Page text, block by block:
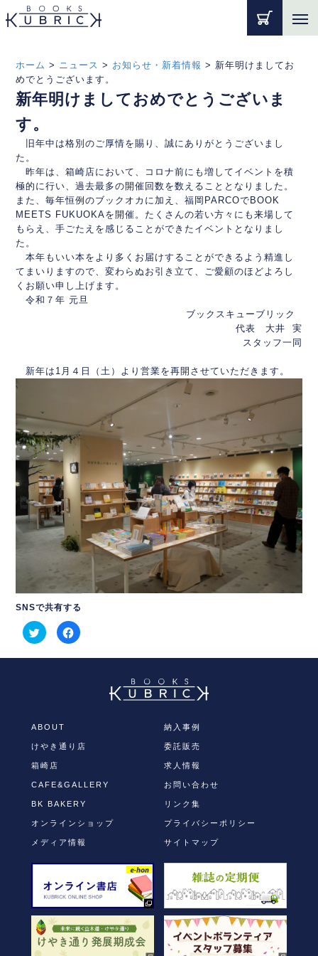
ホーム > ニュース > お知らせ・新着情報 > 新年明けましてお
めでとうございます。
新年明けましておめでとうございま
す。
旧年中は格別のご厚情を賜り、誠にありがとうございまし
た。
昨年は、箱崎店において、コロナ前にも増してイベントを積
極的に行い、過去最多の開催回数を数えることとなりました。
また、毎年恒例のブックオカに加え、福岡PARCOでBOOK
MEETS FUKUOKAを開催。たくさんの若い方々にも来場して
もらえ、手ごたえを感じることができたイベントとなりまし
た。
本年もいい本をより多くお届けすることができるよう精進し
てまいりますので、変わらぬお引き立て、ご愛顧のほどよろし
くお願い申し上げます。
令和７年 元旦
ブックスキューブリック
代表 大井 実
スタッフ一同
新年は1月４日（土）より営業を再開させていただきます。
SNSで共有する
ク
リ
ク
し
い
ウ
ィ
ド
で
き
ま
す)
Facebook
で
有
て
く
(新
い
ウ
ィ
ン
ウ
開
き
す)
ABOUT
けやき通り店
箱崎店
CAFE&GALLERY
BK BAKERY
オンラインショップ
メディア情報
納入事例
委託販売
求人情報
お問い合わせ
リンク集
プライバシーポリシー
サイトマップ